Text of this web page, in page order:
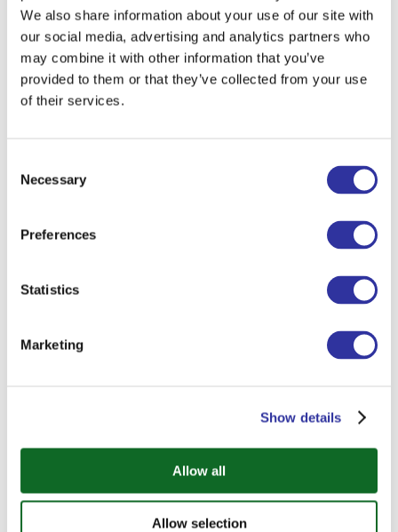
We also share information about your use of our site with
our social media, advertising and analytics partners who
may combine it with other information that you’ve
provided to them or that they’ve collected from your use
of their services.
Selection
Necessary
Preferences
Statistics
Marketing
Show details
Allow all
Allow selection
Nodarbības
cena
*Nodarbības cena - 10 eiro. Nodarbībai
plkst.11:00 visas vietas ir rezervētas!
Vēl ir
veikšanai.
Pirmsskola
+371 263 38 897
info@exupery.lv